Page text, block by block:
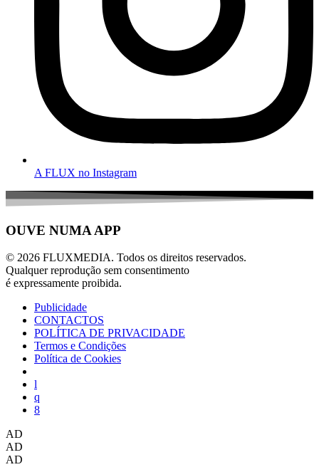
A FLUX no Instagram
OUVE NUMA APP
© 2026 FLUXMEDIA. Todos os direitos reservados.
Qualquer reprodução sem consentimento
é expressamente proibida.
Publicidade
CONTACTOS
POLÍTICA DE PRIVACIDADE
Termos e Condições
Política de Cookies
AD
AD
AD